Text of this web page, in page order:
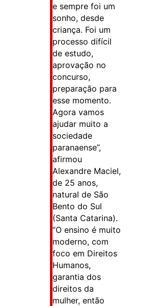
e sempre foi um
sonho, desde
criança. Foi um
processo difícil
de estudo,
aprovação no
concurso,
preparação para
esse momento.
Agora vamos
ajudar muito a
sociedade
paranaense”,
afirmou
Alexandre Maciel,
de 25 anos,
natural de São
Bento do Sul
(Santa Catarina).
“O ensino é muito
moderno, com
foco em Direitos
Humanos,
garantia dos
direitos da
mulher, então